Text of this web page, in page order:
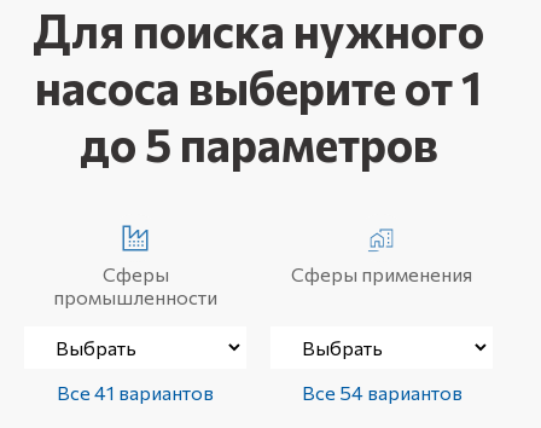
Для поиска нужного
насоса выберите от 1
до 5 параметров
Сферы
промышленности
Все 41 вариантов
Сферы применения
Все 54 вариантов